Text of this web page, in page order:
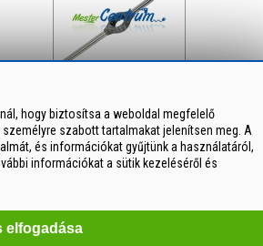
hogy biztosítsa a weboldal megfelelő
szabott tartalmakat jelenítsen meg. A
és információkat gyűjtünk a használatáról,
információkat a sütik kezeléséről és
elfogadása
3 320 Ft/ db